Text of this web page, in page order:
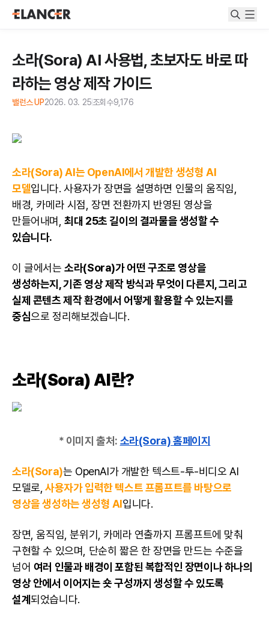
소라(Sora) AI 사용법, 초보자도 바로 따
라하는 영상 제작 가이드
밸런스 UP2026. 03. 25조회수9,176
소라(Sora) AI는 OpenAI에서 개발한 생성형 AI
모델입니다. 사용자가 장면을 설명하면 인물의 움직임,
배경, 카메라 시점, 장면 전환까지 반영된 영상을
만들어내며,최대 25초 길이의 결과물을 생성할 수
있습니다.
이 글에서는소라(Sora)가 어떤 구조로 영상을
생성하는지, 기존 영상 제작 방식과 무엇이 다른지, 그리고
실제 콘텐츠 제작 환경에서 어떻게 활용할 수 있는지를
중심으로 정리해보겠습니다.
소라(Sora) AI란?
* 이미지 출처: 소라(Sora) 홈페이지
소라(Sora)는 OpenAI가 개발한 텍스트-투-비디오 AI
모델로, 사용자가 입력한 텍스트 프롬프트를 바탕으로
영상을 생성하는 생성형 AI입니다.
장면, 움직임, 분위기, 카메라 연출까지 프롬프트에 맞춰
구현할 수 있으며, 단순히 짧은 한 장면을 만드는 수준을
넘어 여러 인물과 배경이 포함된 복합적인 장면이나 하나의
영상 안에서 이어지는 숏 구성까지 생성할 수 있도록
설계되었습니다.